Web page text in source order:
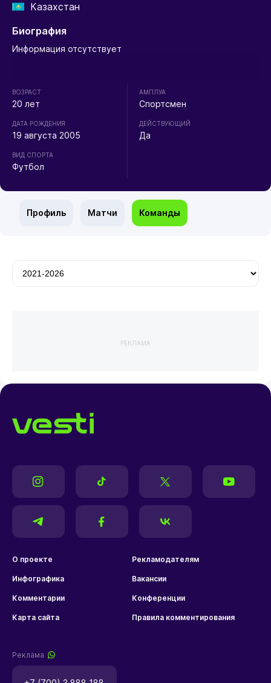
Казахстан
Биография
Информация отсутствует
ВОЗРАСТ
20 лет
ДАТА РОЖДЕНИЯ
19 августа 2005
ВИД СПОРТА
Футбол
АМПЛУА
Спортсмен
ДЕЙСТВУЮЩИЙ
Да
Профиль Матчи Команды
РЕКЛАМА
О проекте Рекламодателям
Инфографика Вакансии
Комментарии Конференции
Карта сайта Правила комментирования
Реклама